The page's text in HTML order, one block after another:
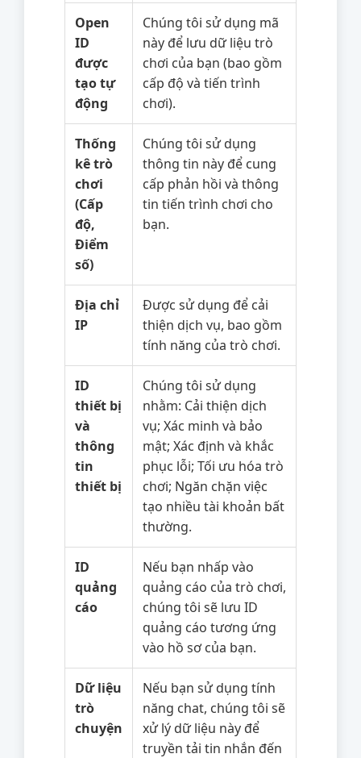
Open
ID
được
tạo tự
động
Chúng tôi sử dụng mã
này để lưu dữ liệu trò
chơi của bạn (bao gồm
cấp độ và tiến trình
chơi).
Thống
kê trò
chơi
(Cấp
độ,
Điểm
số)
Chúng tôi sử dụng
thông tin này để cung
cấp phản hồi và thông
tin tiến trình chơi cho
bạn.
Địa chỉ
IP
Được sử dụng để cải
thiện dịch vụ, bao gồm
tính năng của trò chơi.
ID
thiết bị
và
thông
tin
thiết bị
Chúng tôi sử dụng
nhằm: Cải thiện dịch
vụ; Xác minh và bảo
mật; Xác định và khắc
phục lỗi; Tối ưu hóa trò
chơi; Ngăn chặn việc
tạo nhiều tài khoản bất
thường.
ID
quảng
cáo
Nếu bạn nhấp vào
quảng cáo của trò chơi,
chúng tôi sẽ lưu ID
quảng cáo tương ứng
vào hồ sơ của bạn.
Dữ liệu
trò
chuyện
Nếu bạn sử dụng tính
năng chat, chúng tôi sẽ
xử lý dữ liệu này để
truyền tải tin nhắn đến